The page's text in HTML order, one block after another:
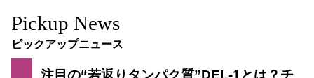
Pickup News
ピックアップニュース
注目の“若返りタンパク質”DEL-1とは？チ